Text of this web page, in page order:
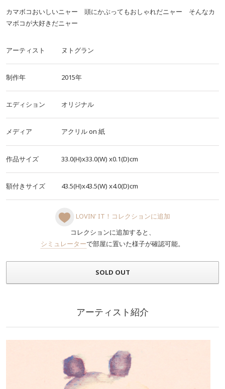
カマボコおいしいニャー 頭にかぶってもおしゃれだニャー そんなカ
マボコが大好きだニャー
アーティスト ヌトグラン
制作年 2015年
エディション オリジナル
メディア アクリルon 紙
作品サイズ 33.0(H)x33.0(W) x0.1(D)cm
額付きサイズ 43.5(H)x43.5(W) x4.0(D)cm
LOVIN' IT！コレクションに追加
コレクションに追加すると、
シミュレーターで部屋に置いた様子が確認可能。
SOLD OUT
アーティスト紹介